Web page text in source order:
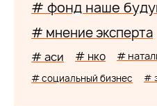
# фонд наше
# мнение эксперта
# аси # нко #
# социальный бизнес #